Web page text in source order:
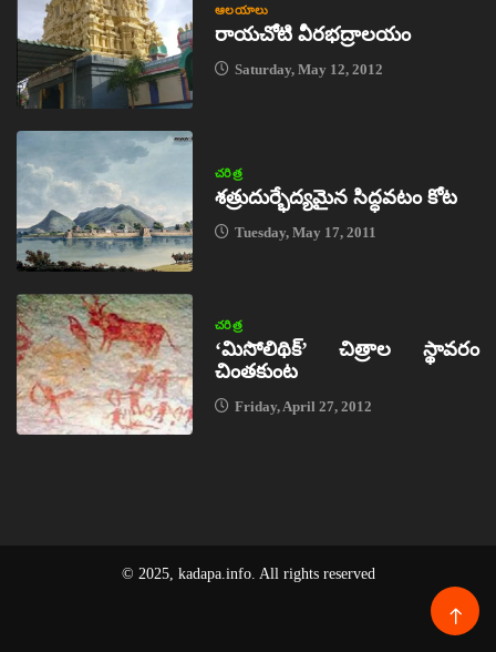
ఆలయాలు
రాయచోటి వీరభద్రాలయం
Saturday, May 12, 2012
చరిత్ర
శత్రుదుర్భేద్యమైన సిద్ధవటం కోట
Tuesday, May 17, 2011
చరిత్ర
‘మిసోలిథిక్‌’ చిత్రాల స్థావరం
చింతకుంట
Friday, April 27, 2012
© 2025, kadapa.info. All rights reserved